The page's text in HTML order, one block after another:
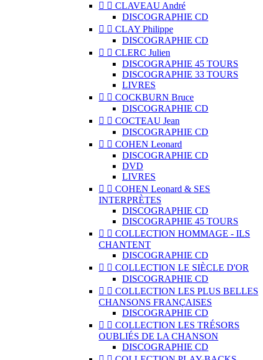
  CLAVEAU André
DISCOGRAPHIE CD
  CLAY Philippe
DISCOGRAPHIE CD
  CLERC Julien
DISCOGRAPHIE 45 TOURS
DISCOGRAPHIE 33 TOURS
LIVRES
  COCKBURN Bruce
DISCOGRAPHIE CD
  COCTEAU Jean
DISCOGRAPHIE CD
  COHEN Leonard
DISCOGRAPHIE CD
DVD
LIVRES
  COHEN Leonard & SES
INTERPRÈTES
DISCOGRAPHIE CD
DISCOGRAPHIE 45 TOURS
  COLLECTION HOMMAGE - ILS
CHANTENT
DISCOGRAPHIE CD
  COLLECTION LE SIÈCLE D'OR
DISCOGRAPHIE CD
  COLLECTION LES PLUS BELLES
CHANSONS FRANÇAISES
DISCOGRAPHIE CD
  COLLECTION LES TRÉSORS
OUBLIÉS DE LA CHANSON
DISCOGRAPHIE CD